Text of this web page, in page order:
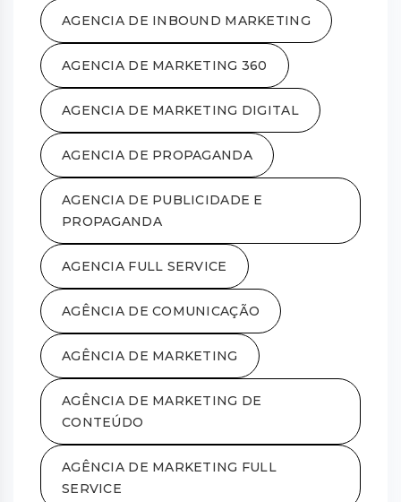
AGENCIA DE INBOUND MARKETING
AGENCIA DE MARKETING 360
AGENCIA DE MARKETING DIGITAL
AGENCIA DE PROPAGANDA
AGENCIA DE PUBLICIDADE E
PROPAGANDA
AGENCIA FULL SERVICE
AGÊNCIA DE COMUNICAÇÃO
AGÊNCIA DE MARKETING
AGÊNCIA DE MARKETING DE
CONTEÚDO
AGÊNCIA DE MARKETING FULL
SERVICE